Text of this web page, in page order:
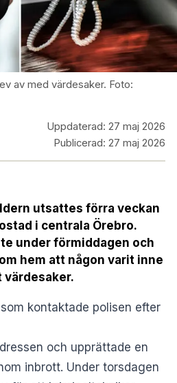
av med värdesaker. Foto:
Uppdaterad: 27 maj 2026
Publicerad: 27 maj 2026
utsattes förra veckan
i centrala Örebro.
under förmiddagen och
hem att någon varit inne
kontaktade polisen efter
och upprättade en
inbrott. Under torsdagen